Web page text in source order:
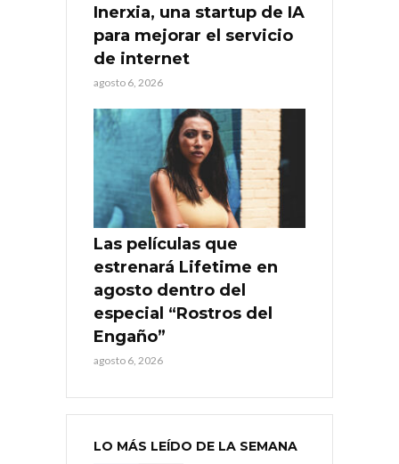
Inerxia, una startup de IA
para mejorar el servicio
de internet
agosto 6, 2026
Las películas que
estrenará Lifetime en
agosto dentro del
especial “Rostros del
Engaño”
agosto 6, 2026
LO MÁS LEÍDO DE LA SEMANA